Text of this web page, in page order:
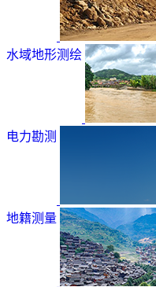
水域地形测绘
电力勘测
地籍测量